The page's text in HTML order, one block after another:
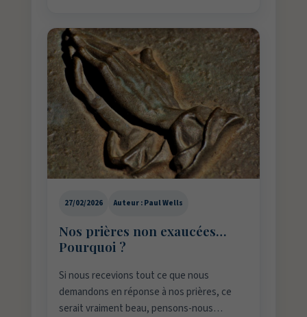
27/02/2026 Auteur : Paul Wells
Nos prières non exaucées…
Pourquoi ?
Si nous recevions tout ce que nous
demandons en réponse à nos prières, ce
serait vraiment beau, pensons-nous…